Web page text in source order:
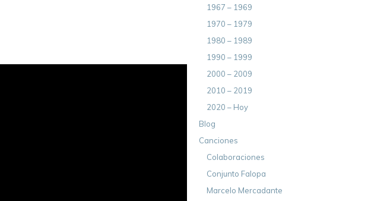
1967 – 1969
1970 – 1979
1980 – 1989
1990 – 1999
2000 – 2009
2010 – 2019
2020 – Hoy
Blog
Canciones
Colaboraciones
Conjunto Falopa
Marcelo Mercadante